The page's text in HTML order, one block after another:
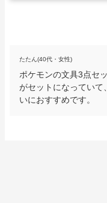
たたん(40代・女性)
ポケモンの文具3点セ
がセットになっていて
いにおすすめです。